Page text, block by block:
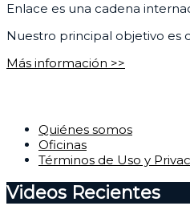
Enlace es una cadena
Nuestro principal objetivo es
Más información >>
Quiénes somos
Oficinas
Términos de Uso y
Videos Recientes